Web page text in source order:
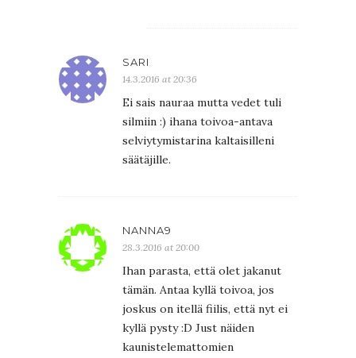
SARI
14.3.2016 at 20:36
Ei sais nauraa mutta vedet tuli
silmiin :) ihana toivoa-antava
selviytymistarina kaltaisilleni
säätäjille.
NANNA9
28.3.2016 at 20:00
Ihan parasta, että olet jakanut
tämän. Antaa kyllä toivoa, jos
joskus on itellä fiilis, että nyt ei
kyllä pysty :D Just näiden
kaunistelemattomien